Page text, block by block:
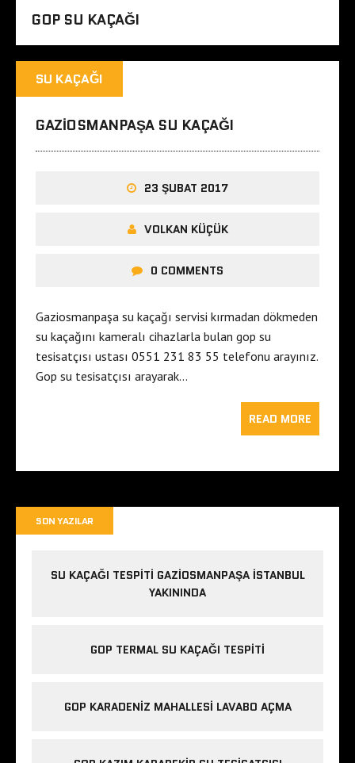
GOP SU KAÇAĞI
SU KAÇAĞI
GAZIOSMANPAŞA SU KAÇAĞI
23 ŞUBAT 2017
VOLKAN KÜÇÜK
0 COMMENTS
Gaziosmanpaşa su kaçağı servisi kırmadan dökmeden
su kaçağını kameralı cihazlarla bulan gop su
tesisatçısı ustası 0551 231 83 55 telefonu arayınız.
Gop su tesisatçısı arayarak…
READ MORE
SON YAZILAR
SU KAÇAĞI TESPITI GAZIOSMANPAŞA ISTANBUL
YAKININDA
GOP TERMAL SU KAÇAĞI TESPITI
GOP KARADENIZ MAHALLESI LAVABO AÇMA